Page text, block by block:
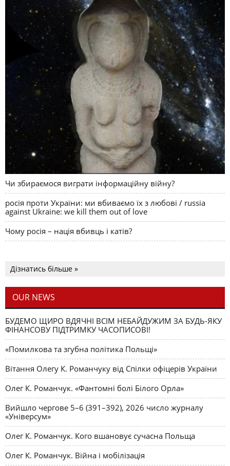
Чи збираємося виграти інформаційну війну?
росія проти України: ми вбиваємо їх з любові / russia
against Ukraine: we kill them out of love
Чому росія – нація вбивць і катів?
Дізнатись більше »
OUR NEWS
БУДЕМО ЩИРО ВДЯЧНІ ВСІМ НЕБАЙДУЖИМ ЗА БУДЬ-ЯКУ
ФІНАНСОВУ ПІДТРИМКУ ЧАСОПИСОВІ!
«Помилкова та згубна політика Польщі»
Вітання Олегу К. Романчуку від Спілки офіцерів України
Олег К. Романчук. «Фантомні болі Білого Орла»
Вийшло чергове 5–6 (391–392), 2026 число журналу
«Універсум»
Олег К. Романчук. Кого вшановує сучасна Польща
Олег К. Романчук. Війна і мобілізація